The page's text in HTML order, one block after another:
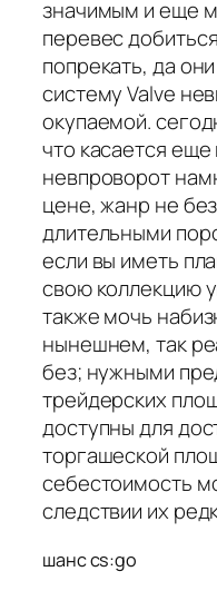
значимым и еще
перевес
попрекать, да
систему Valve
окупаемой.
что касается
невпроворот
цене, жанр не
длительными
если вы иметь
свою коллекцию
также мочь
нынешнем, так
без; нужными
трейдерских
доступны для
торгашеской
себестоимость
следствии их
шанс cs:go